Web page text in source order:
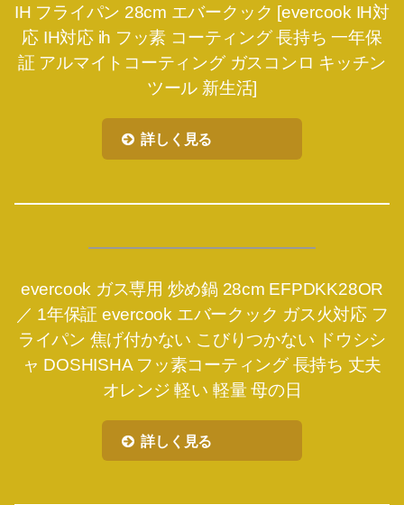
IH フライパン 28cm エバークック [evercook IH対
応 IH対応 ih フッ素 コーティング 長持ち 一年保
証 アルマイトコーティング ガスコンロ キッチン
ツール 新生活]
詳しく見る
evercook ガス専用 炒め鍋 28cm EFPDKK28OR
／ 1年保証 evercook エバークック ガス火対応 フ
ライパン 焦げ付かない こびりつかない ドウシシ
ャ DOSHISHA フッ素コーティング 長持ち 丈夫
オレンジ 軽い 軽量 母の日
詳しく見る